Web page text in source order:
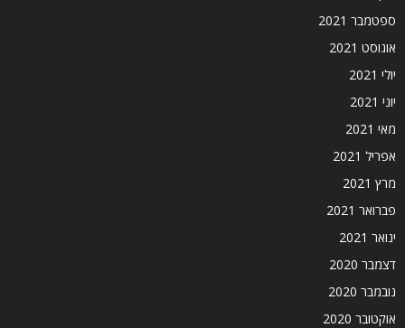
ספטמבר 2021
אוגוסט 2021
יולי 2021
יוני 2021
מאי 2021
אפריל 2021
מרץ 2021
פברואר 2021
ינואר 2021
דצמבר 2020
נובמבר 2020
אוקטובר 2020